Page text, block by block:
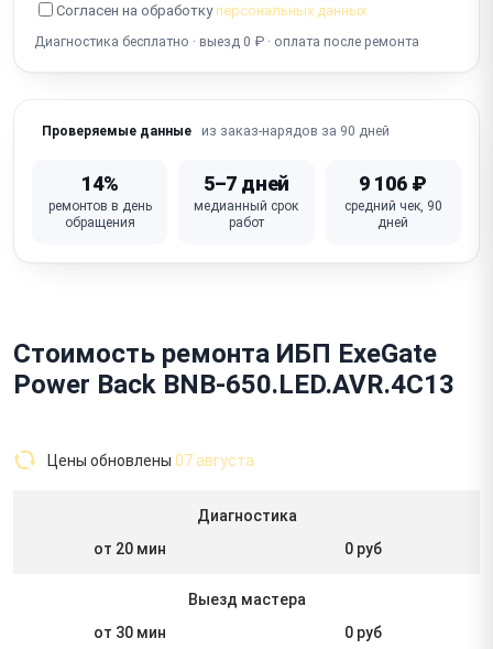
Согласен на обработку персональных данных
Диагностика бесплатно · выезд 0 ₽ · оплата после ремонта
Проверяемые данные из заказ-нарядов за 90 дней
14%
ремонтов в день
обращения
5–7 дней
медианный срок
работ
9 106 ₽
средний чек, 90
дней
Стоимость ремонта ИБП ExeGate
Power Back BNB-650.LED.AVR.4C13
Цены обновлены 07 августа
Диагностика
от 20 мин
0 руб
Выезд мастера
от 30 мин
0 руб